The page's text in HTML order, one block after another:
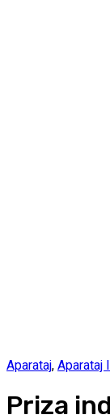
Aparataj, Aparataj
Priza